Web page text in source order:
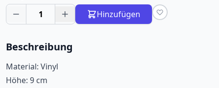
1 Hinzufügen
Beschreibung
Material: Vinyl
Höhe: 9 cm